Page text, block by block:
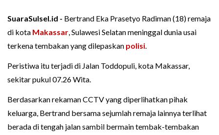
SuaraSulsel.id - Bertrand Eka Prasetyo Radiman (18) remaja
di kota Makassar, Sulawesi Selatan meninggal dunia usai
terkena tembakan yang dilepaskan polisi.
Peristiwa itu terjadi di Jalan Toddopuli, kota Makassar,
sekitar pukul 07.26 Wita.
Berdasarkan rekaman CCTV yang diperlihatkan pihak
keluarga, Bertrand bersama sejumlah remaja lainnya terlihat
berada di tengah jalan sambil bermain tembak-tembakan